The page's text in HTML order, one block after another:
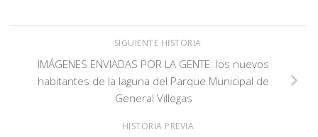
SIGUIENTE HISTORIA
IMÁGENES ENVIADAS POR LA GENTE: los nuevos
habitantes de la laguna del Parque Municipal de
General Villegas
HISTORIA PREVIA